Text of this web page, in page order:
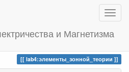
и Магнетизма
lab4:элементы_зонной_теории